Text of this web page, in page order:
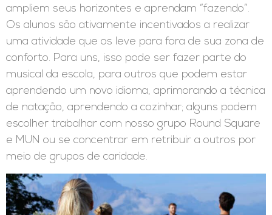
ampliem seus horizontes e aprendam “fazendo”.
Os alunos são ativamente incentivados a realizar
uma atividade que os leve para fora de sua zona de
conforto. Para uns, isso pode ser fazer parte do
musical da escola, para outros que podem estar
aprendendo um novo idioma, aprimorando a técnica
de natação, aprendendo a cozinhar; alguns podem
escolher trabalhar com nosso grupo Round Square
e MUN ou se concentrar em retribuir a outros por
meio de grupos de caridade.